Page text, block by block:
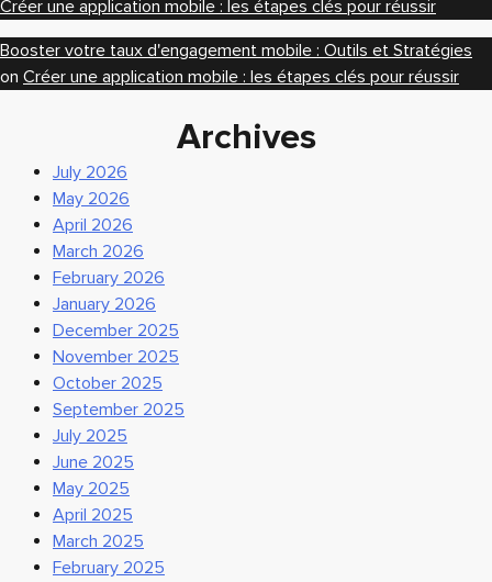
Créer une application mobile : les étapes clés pour réussir
Booster votre taux d'engagement mobile : Outils et Stratégies
on Créer une application mobile : les étapes clés pour réussir
Archives
July 2026
May 2026
April 2026
March 2026
February 2026
January 2026
December 2025
November 2025
October 2025
September 2025
July 2025
June 2025
May 2025
April 2025
March 2025
February 2025